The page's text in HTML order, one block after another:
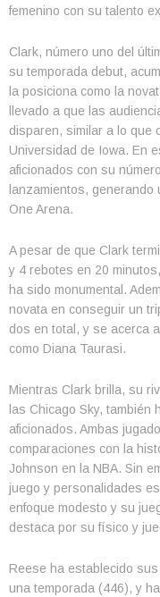
femenino con su talento
Clark, número uno del
su temporada debut,
la posiciona como la
llevado a que las
disparen, similar a lo que
Universidad de Iowa. En
aficionados con su
lanzamientos, generando
One Arena.
A pesar de que Clark
y 4 rebotes en 20
ha sido monumental.
novata en conseguir un
dos en total, y se acerca
como Diana Taurasi.
Mientras Clark brilla, su
las Chicago Sky, también
aficionados. Ambas
comparaciones con la
Johnson en la NBA. Sin
juego y personalidades
enfoque modesto y su
destaca por su físico y
Reese ha establecido
una temporada (446), y